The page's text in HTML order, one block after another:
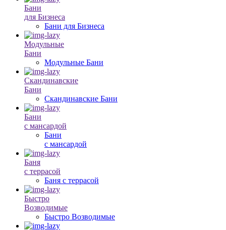
Бани
для Бизнеса
Бани для Бизнеса
Модульные
Бани
Модульные Бани
Скандинавские
Бани
Скандинавские Бани
Бани
с мансардой
Бани
с мансардой
Баня
с террасой
Баня с террасой
Быстро
Возводимые
Быстро Возводимые